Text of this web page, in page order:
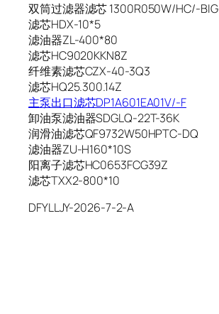
双筒过滤器滤芯 1300R050W/HC/-BIG
滤芯HDX-10*5
滤油器ZL-400*80
滤芯HC9020KKN8Z
纤维素滤芯CZX-40-3Q3
滤芯HQ25.300.14Z
主泵出口滤芯DP1A601EA01V/-F
卸油泵滤油器SDGLQ-22T-36K
润滑油滤芯QF9732W50HPTC-DQ
滤油器ZU-H160*10S
阳离子滤芯HC0653FCG39Z
滤芯TXX2-800*10
DFYLLJY-2026-7-2-A